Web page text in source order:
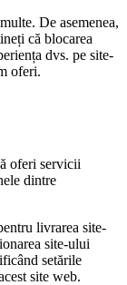
De asemenea,
că blocarea
dvs. pe site-
oferi.
oferi servicii
dintre
livrarea site-
site-ului
setările
site web.